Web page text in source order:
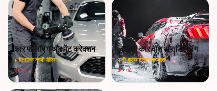
कार पॉलिशिंग और पेंट करेक्शन
+निःशुल्क कुंजी पॉलिश
और पढ़ें
लक्ज़री कार वॉश और डिटेलिंग
+निःशुल्क ट्रंक कार वॉश
और पढ़ें